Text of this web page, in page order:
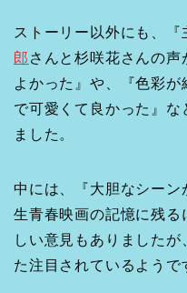
ストーリー以外にも、『
郎 さんと杉咲花さんの
よかった』や、『色彩
で可愛くて良かった』
ました。
中には、『大胆なシーン
生青春映画の記憶に残
しい意見もありましたが
た注目されているようで